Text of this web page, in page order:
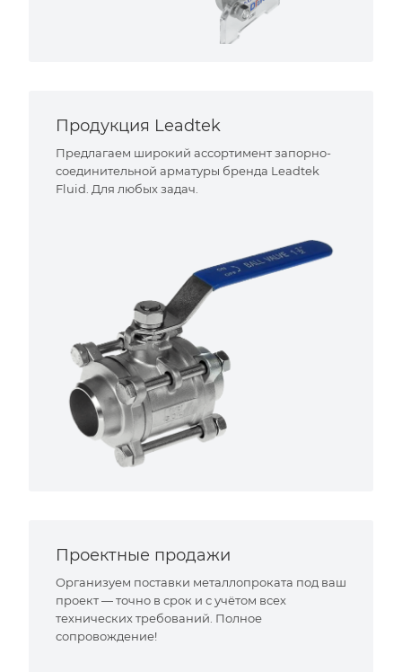
Продукция Leadtek
Предлагаем широкий ассортимент запорно-
соединительной арматуры бренда Leadtek
Fluid. Для любых задач.
Проектные продажи
Организуем поставки металлопроката под ваш
проект — точно в срок и с учётом всех
технических требований. Полное
сопровождение!